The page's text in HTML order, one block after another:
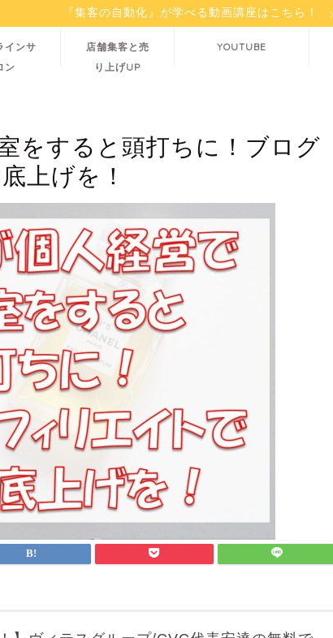
『集客の自動化』が学べる動画講座はこちら！
インサ
ン
店舗集客と売
り上げUP
YOUTUBE
をすると頭打ちに！ブログ
上げを！